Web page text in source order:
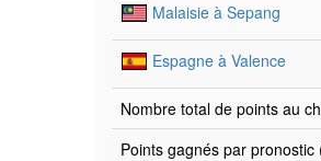
Malaisie à Sepang
Espagne à Valence
Nombre total de points au
Points gagnés par